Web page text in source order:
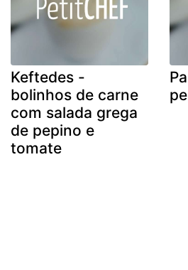
Keftedes -
bolinhos de carne
com salada grega
de pepino e
tomate